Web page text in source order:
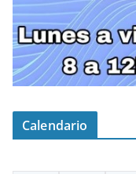
Calendario